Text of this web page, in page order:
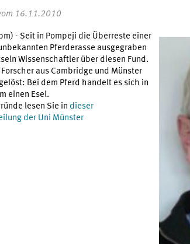
16.11.2010
- Seit in Pompeji die Überreste einer
Pferderasse ausgegraben
Wissenschaftler über diesen Fund.
aus Cambridge und Münster
Bei dem Pferd handelt es sich in
einen Esel.
lesen Sie in dieser
der Uni Münster